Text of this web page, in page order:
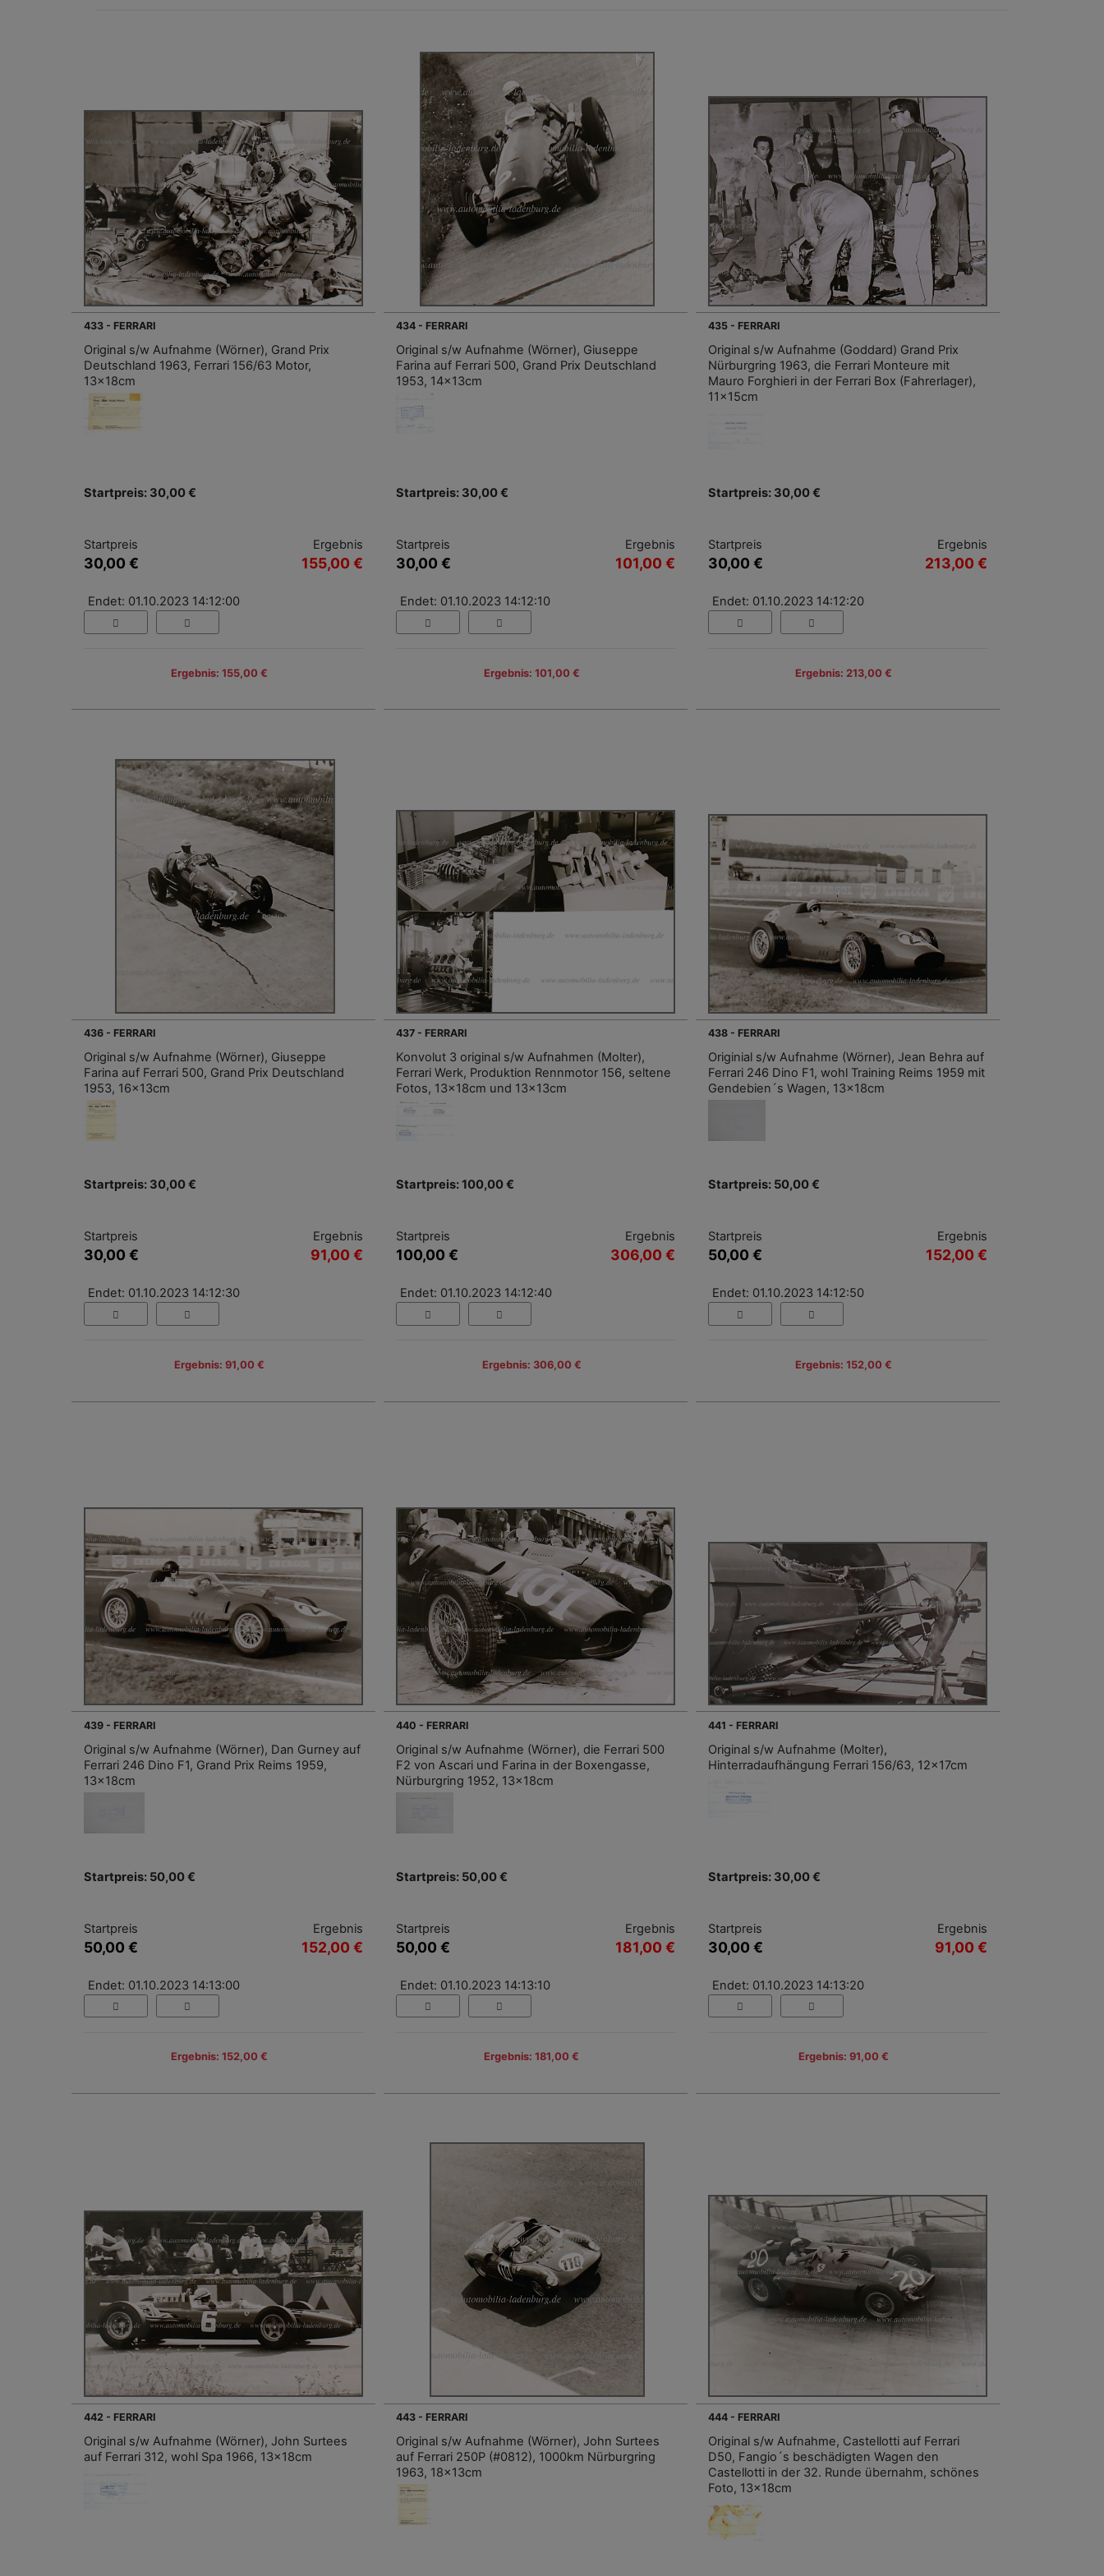
433 - FERRARI
Original s/w Aufnahme (Wörner), Grand Prix
Deutschland 1963, Ferrari 156/63 Motor,
13x18cm
Startpreis: 30,00 €
Startpreis
30,00 €
Ergebnis
155,00 €
Endet: 01.10.2023 14:12:00
Ergebnis: 155,00 €
434 - FERRARI
Original s/w Aufnahme (Wörner), Giuseppe
Farina auf Ferrari 500, Grand Prix Deutschland
1953, 14x13cm
Startpreis: 30,00 €
Startpreis
30,00 €
Ergebnis
101,00 €
Endet: 01.10.2023 14:12:10
Ergebnis: 101,00 €
435 - FERRARI
Original s/w Aufnahme (Goddard) Grand Prix
Nürburgring 1963, die Ferrari Monteure mit
Mauro Forghieri in der Ferrari Box (Fahrerlager),
11x15cm
Startpreis: 30,00 €
Startpreis
30,00 €
Ergebnis
213,00 €
Endet: 01.10.2023 14:12:20
Ergebnis: 213,00 €
436 - FERRARI
Original s/w Aufnahme (Wörner), Giuseppe
Farina auf Ferrari 500, Grand Prix Deutschland
1953, 16x13cm
Startpreis: 30,00 €
Startpreis
30,00 €
Ergebnis
91,00 €
Endet: 01.10.2023 14:12:30
Ergebnis: 91,00 €
437 - FERRARI
Konvolut 3 original s/w Aufnahmen (Molter),
Ferrari Werk, Produktion Rennmotor 156, seltene
Fotos, 13x18cm und 13x13cm
Startpreis: 100,00 €
Startpreis
100,00 €
Ergebnis
306,00 €
Endet: 01.10.2023 14:12:40
Ergebnis: 306,00 €
438 - FERRARI
Originial s/w Aufnahme (Wörner), Jean Behra auf
Ferrari 246 Dino F1, wohl Training Reims 1959 mit
Gendebien´s Wagen, 13x18cm
Startpreis: 50,00 €
Startpreis
50,00 €
Ergebnis
152,00 €
Endet: 01.10.2023 14:12:50
Ergebnis: 152,00 €
439 - FERRARI
Original s/w Aufnahme (Wörner), Dan Gurney auf
Ferrari 246 Dino F1, Grand Prix Reims 1959,
13x18cm
Startpreis: 50,00 €
Startpreis
50,00 €
Ergebnis
152,00 €
Endet: 01.10.2023 14:13:00
Ergebnis: 152,00 €
440 - FERRARI
Original s/w Aufnahme (Wörner), die Ferrari 500
F2 von Ascari und Farina in der Boxengasse,
Nürburgring 1952, 13x18cm
Startpreis: 50,00 €
Startpreis
50,00 €
Ergebnis
181,00 €
Endet: 01.10.2023 14:13:10
Ergebnis: 181,00 €
441 - FERRARI
Original s/w Aufnahme (Molter),
Hinterradaufhängung Ferrari 156/63, 12x17cm
Startpreis: 30,00 €
Startpreis
30,00 €
Ergebnis
91,00 €
Endet: 01.10.2023 14:13:20
Ergebnis: 91,00 €
442 - FERRARI
Original s/w Aufnahme (Wörner), John Surtees
auf Ferrari 312, wohl Spa 1966, 13x18cm
443 - FERRARI
Original s/w Aufnahme (Wörner), John Surtees
auf Ferrari 250P (#0812), 1000km Nürburgring
1963, 18x13cm
444 - FERRARI
Original s/w Aufnahme, Castellotti auf Ferrari
D50, Fangio´s beschädigten Wagen den
Castellotti in der 32. Runde übernahm, schönes
Foto, 13x18cm